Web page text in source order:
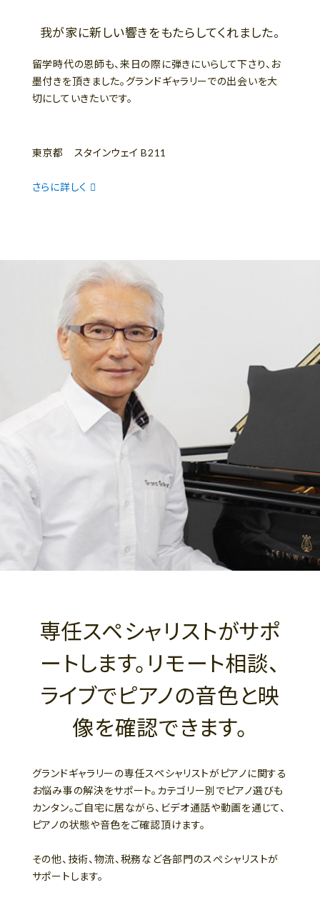
我が家に新しい響きをもたらしてくれました。
留学時代の恩師も、来日の際に弾きにいらして下さり、お
墨付きを頂きました。グランドギャラリーでの出会いを大
切にしていきたいです。
東京都 スタインウェイ B211
さらに詳しく
専任スペシャリストがサポ
ートします。リモート相談、
ライブでピアノの音色と映
像を確認できます。
グランドギャラリーの専任スペシャリストがピアノに関する
お悩み事の解決をサポート。カテゴリー別でピアノ選びも
カンタン。ご自宅に居ながら、ビデオ通話や動画を通じて、
ピアノの状態や音色をご確認頂けます。
その他、技術、物流、税務など各部門のスぺシャリストが
サポートします。